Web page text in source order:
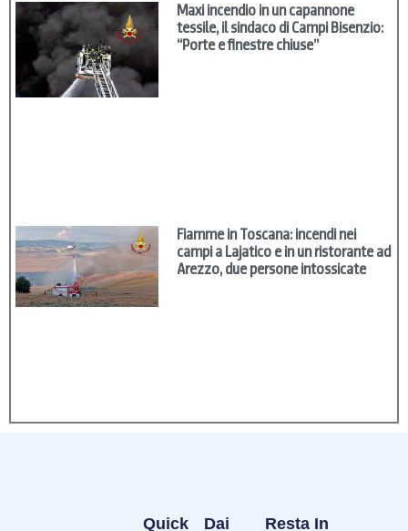
Maxi incendio in un capannone
tessile, il sindaco di Campi Bisenzio:
“Porte e finestre chiuse”
Fiamme in Toscana: incendi nei
campi a Lajatico e in un ristorante ad
Arezzo, due persone intossicate
Dai
Quick
Resta In